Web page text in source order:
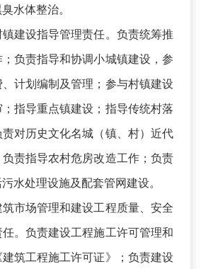
水体整治。
设指导管理责任。负责统筹推
负责指导和协调小城镇建设，参
计划编制及管理；参与村镇建设
指导重点镇建设；指导传统村落
对历史文化名城（镇、村）近代
责指导农村危房改造工作；负责
水处理设施及配套管网建设。
场管理和建设工程质量、安全
。负责建设工程施工许可管理和
筑工程施工许可证》；负责建设